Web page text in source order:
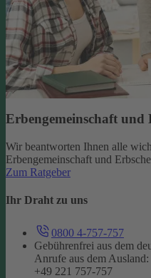
Erbengemeinschaft und
Wir beantworten Ihnen alle
Erbengemeinschaft und
Zum Ratgeber
Ihr Draht zu uns
0800 4-757-757
Gebührenfrei aus dem
Anrufe aus dem Ausland:
+49 221 757-757